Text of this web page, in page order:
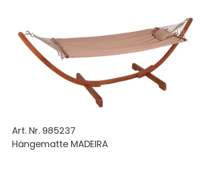
Art. Nr. 985237
Hängematte MADEIRA